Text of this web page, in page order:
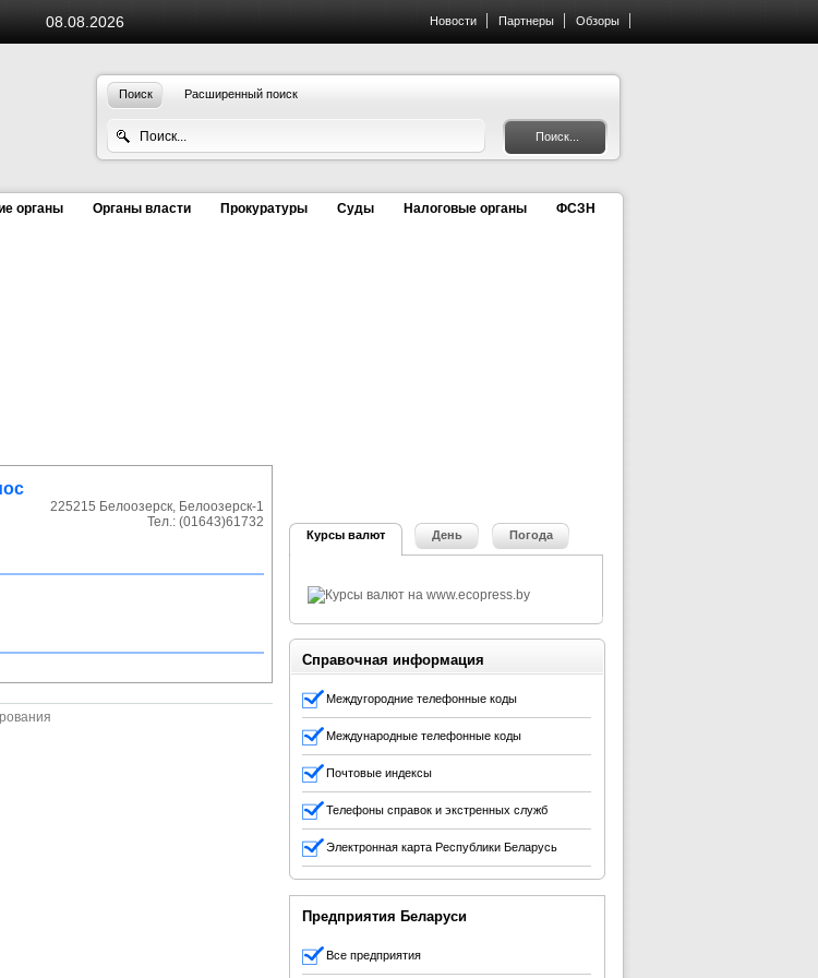
08.08.2026 Новости Партнеры Обзоры
Поиск Расширенный поиск
органы Органы власти Прокуратуры Суды Налоговые органы ФСЗН
225215 Белоозерск, Белоозерск-1
Тел.: (01643)61732
Курсы валют День Погода
Справочная информация
Междугородние телефонные коды
Международные телефонные коды
Почтовые индексы
Телефоны справок и экстренных служб
Электронная карта Республики Беларусь
Предприятия Беларуси
Все предприятия